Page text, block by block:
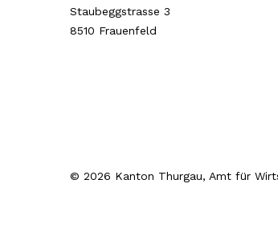
Staubeggstrasse 3
8510 Frauenfeld
© 2026 Kanton Thurgau, Amt für